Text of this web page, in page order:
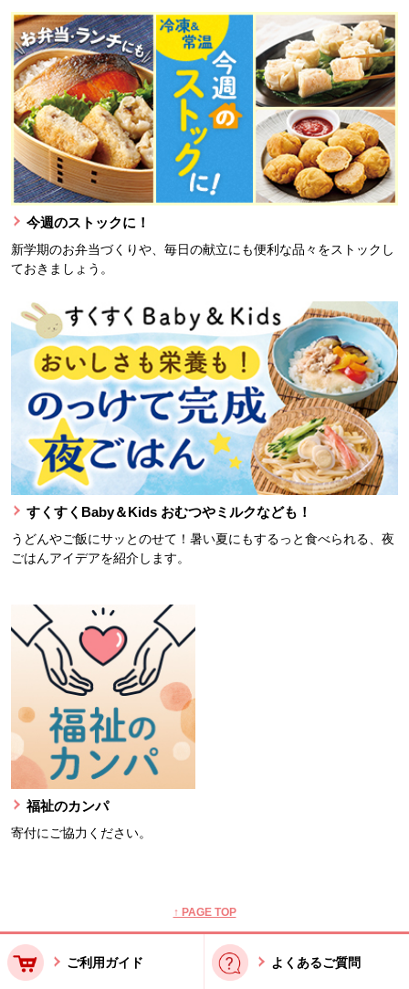
今週のストックに！
新学期のお弁当づくりや、毎日の献立にも便利な品々をストックし
ておきましょう。
すくすくBaby＆Kids おむつやミルクなども！
うどんやご飯にサッとのせて！暑い夏にもするっと食べられる、夜
ごはんアイデアを紹介します。
福祉のカンパ
寄付にご協力ください。
↑ PAGE TOP
ご利用ガイド よくあるご質問